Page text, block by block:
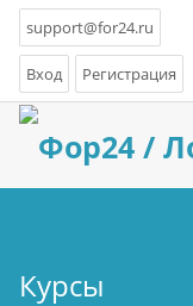
support@for24.ru
Вход Регистрация
Курсы